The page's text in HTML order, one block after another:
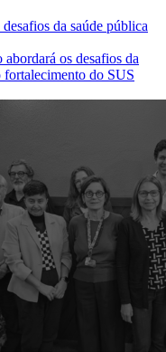
da saúde pública
os desafios da
fortalecimento do SUS